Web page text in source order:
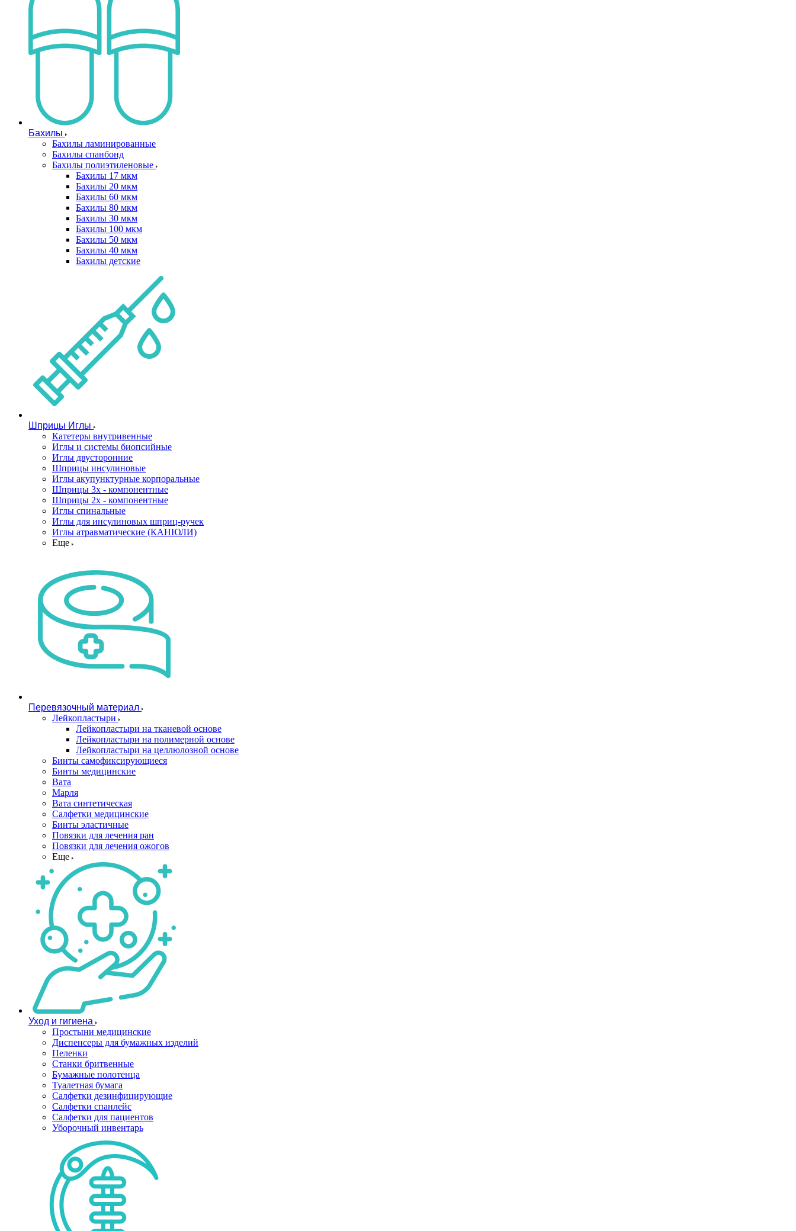
Бахилы
Бахилы ламинированные
Бахилы спанбонд
Бахилы полиэтиленовые
Бахилы 17 мкм
Бахилы 20 мкм
Бахилы 60 мкм
Бахилы 80 мкм
Бахилы 30 мкм
Бахилы 100 мкм
Бахилы 50 мкм
Бахилы 40 мкм
Бахилы детские
Шприцы Иглы
Катетеры внутривенные
Иглы и системы биопсийные
Иглы двусторонние
Шприцы инсулиновые
Иглы акупунктурные корпоральные
Шприцы 3х - компонентные
Шприцы 2х - компонентные
Иглы спинальные
Иглы для инсулиновых шприц-ручек
Иглы атравматические (КАНЮЛИ)
Еще
Перевязочный материал
Лейкопластыри
Лейкопластыри на тканевой основе
Лейкопластыри на полимерной основе
Лейкопластыри на целлюлозной основе
Бинты самофиксирующиеся
Бинты медицинские
Вата
Марля
Вата синтетическая
Салфетки медицинские
Бинты эластичные
Повязки для лечения ран
Повязки для лечения ожогов
Еще
Уход и гигиена
Простыни медицинские
Диспенсеры для бумажных изделий
Пеленки
Станки бритвенные
Бумажные полотенца
Туалетная бумага
Салфетки дезинфицирующие
Салфетки спанлейс
Салфетки для пациентов
Уборочный инвентарь